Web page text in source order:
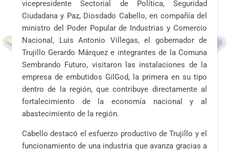
vicepresidente Sectorial de Política, Seguridad
Ciudadana y Paz, Diosdado Cabello, en compañía del
ministro del Poder Popular de Industrias y Comercio
Nacional, Luis Antonio Villegas, el gobernador de
Trujillo Gerardo Márquez e integrantes de la Comuna
Sembrando Futuro, visitaron las instalaciones de la
empresa de embutidos GilGod, la primera en su tipo
dentro de la región, que contribuye directamente al
fortalecimiento de la economía nacional y al
abastecimiento de la región.
Cabello destacó el esfuerzo productivo de Trujillo y el
funcionamiento de una industria que avanza gracias a